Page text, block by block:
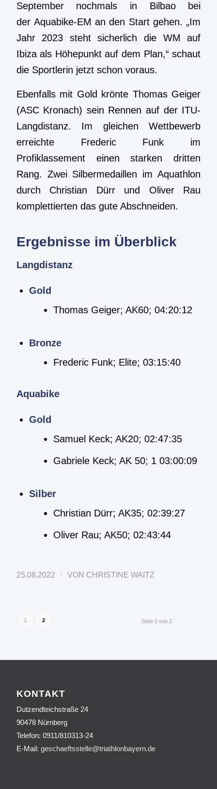
September nochmals in Bilbao bei
der Aquabike-EM an den Start gehen. „Im
Jahr 2023 steht sicherlich die WM auf
Ibiza als Höhepunkt auf dem Plan,“ schaut
die Sportlerin jetzt schon voraus.
Ebenfalls mit Gold krönte Thomas Geiger
(ASC Kronach) sein Rennen auf der ITU-
Langdistanz. Im gleichen Wettbewerb
erreichte Frederic Funk im
Profiklassement einen starken dritten
Rang. Zwei Silbermedaillen im Aquathlon
durch Christian Dürr und Oliver Rau
komplettierten das gute Abschneiden.
Ergebnisse im Überblick
Langdistanz
Gold
Thomas Geiger; AK60; 04:20:12
Bronze
Frederic Funk; Elite; 03:15:40
Aquabike
Gold
Samuel Keck; AK20; 02:47:35
Gabriele Keck; AK 50; 1 03:00:09
Silber
Christian Dürr; AK35; 02:39:27
Oliver Rau; AK50; 02:43:44
25.08.2022 / VON CHRISTINE WAITZ
Seite 2 von 2
1 2
KONTAKT
Dutzendteichstraße 24
90478 Nürnberg
Telefon: 0911/810313-24
E-Mail: geschaeftsstelle@triathlonbayern.de